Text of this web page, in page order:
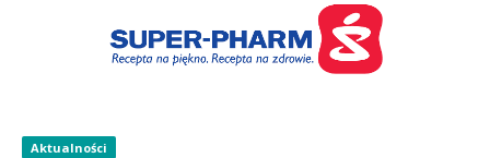
Aktualności